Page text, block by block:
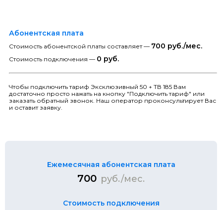
Абонентская плата
Стоимость абонентской платы составляет — 700 руб./мес.
Стоимость подключения — 0 руб.
Чтобы подключить тариф Эксклюзивный 50 + ТВ 185 Вам
достаточно просто нажать на кнопку "Подключить тариф" или
заказать обратный звонок. Наш оператор проконсультирует Вас
и оставит заявку.
Ежемесячная абонентская плата
700 руб./мес.
Стоимость подключения